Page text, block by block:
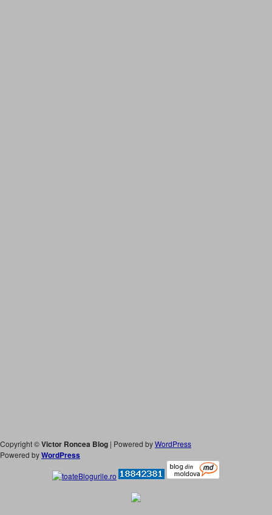
Copyright ©Victor Roncea Blog | Powered byWordPress
Powered byWordPress